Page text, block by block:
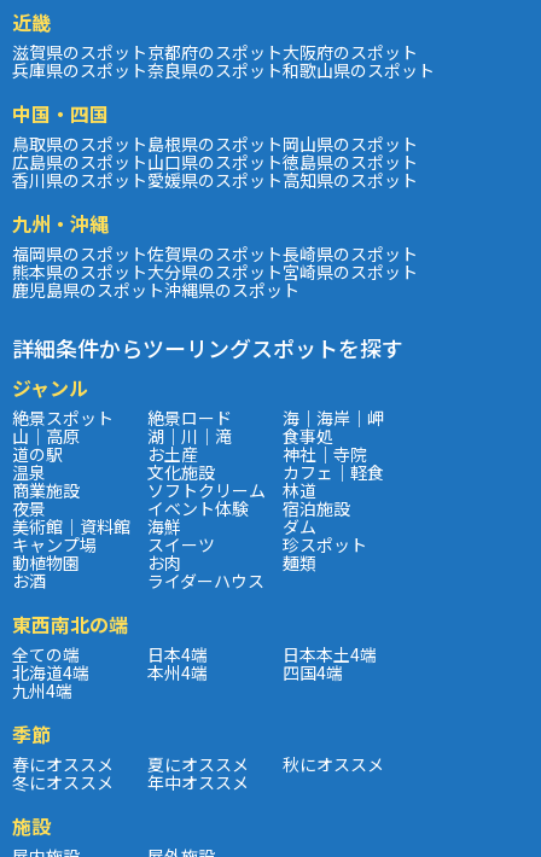
近畿
滋賀県のスポット京都府のスポット大阪府のスポット
兵庫県のスポット奈良県のスポット和歌山県のスポット
中国・四国
鳥取県のスポット島根県のスポット岡山県のスポット
広島県のスポット山口県のスポット徳島県のスポット
香川県のスポット愛媛県のスポット高知県のスポット
九州・沖縄
福岡県のスポット佐賀県のスポット長崎県のスポット
熊本県のスポット大分県のスポット宮崎県のスポット
鹿児島県のスポット沖縄県のスポット
詳細条件からツーリングスポットを探す
ジャンル
絶景スポット 絶景ロード 海｜海岸｜岬
山｜高原 湖｜川｜滝 食事処
道の駅 お土産 神社｜寺院
温泉 文化施設 カフェ｜軽食
商業施設 ソフトクリーム 林道
夜景 イベント体験 宿泊施設
美術館｜資料館 海鮮 ダム
キャンプ場 スイーツ 珍スポット
動植物園 お肉 麺類
お酒 ライダーハウス
東西南北の端
全ての端 日本4端 日本本土4端
北海道4端 本州4端 四国4端
九州4端
季節
春にオススメ 夏にオススメ 秋にオススメ
冬にオススメ 年中オススメ
施設